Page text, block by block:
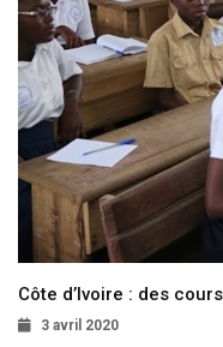
Côte d’Ivoire : des
3 avril 2020